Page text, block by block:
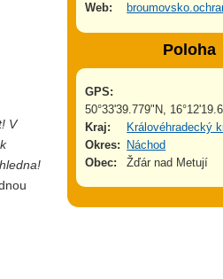
V
Web:
Poloha
GPS:
50°33'39.779"N,
Kraj:
Královéhradecký
Okres:
Náchod
Obec:
Žďár nad Metují